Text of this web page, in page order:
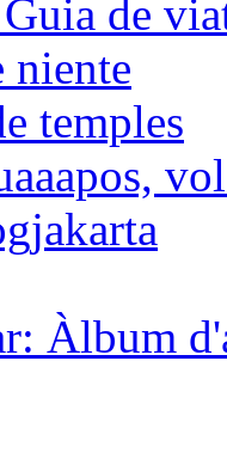
de
niente
temples
Àlbum